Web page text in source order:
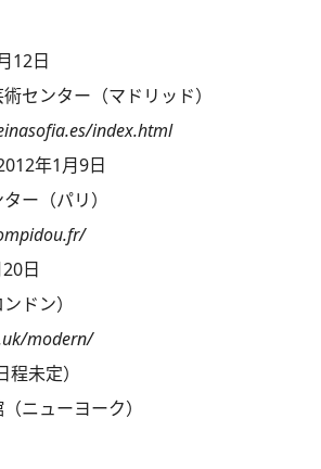
12日
センター（マドリッド）
index.html
年1月9日
ー（パリ）
日
ドン）
modern/
未定）
ニューヨーク）